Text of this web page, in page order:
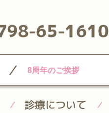
65-1610
/ 8周年のご挨拶
/ 診療について /